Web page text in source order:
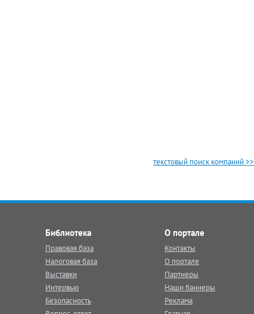
текстовый поиск компаний >>
Библиотека
Правовая база
Налоговая база
Выставки
Интервью
Безопасность
О портале
Контакты
О портале
Партнеры
Наши баннеры
Реклама